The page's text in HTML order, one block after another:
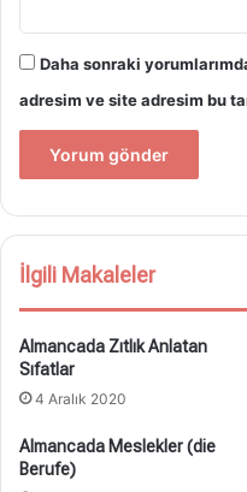
Daha sonraki
adresim ve site adresim bu
İlgili Makaleler
Almancada Zıtlık Anlatan
Sıfatlar
4 Aralık 2020
Almancada Meslekler (die
Berufe)